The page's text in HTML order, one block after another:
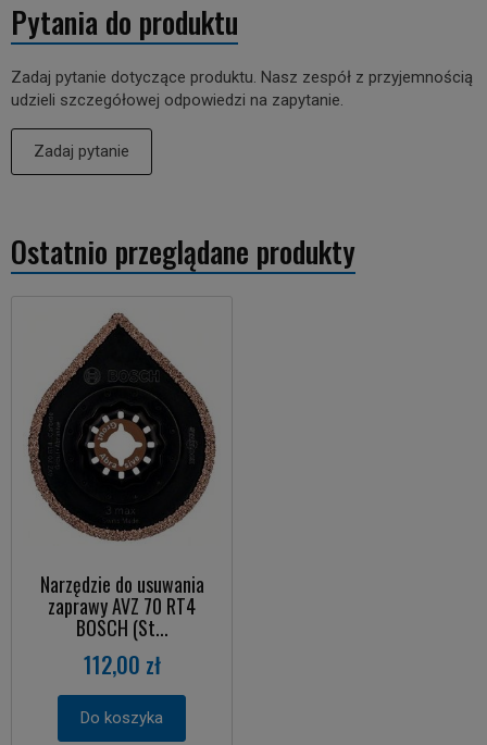
Pytania do produktu
Zadaj pytanie dotyczące produktu. Nasz zespół z przyjemnością
udzieli szczegółowej odpowiedzi na zapytanie.
Zadaj pytanie
Ostatnio przeglądane produkty
Narzędzie do usuwania
zaprawy AVZ 70 RT4
BOSCH (St...
112,00 zł
Do koszyka